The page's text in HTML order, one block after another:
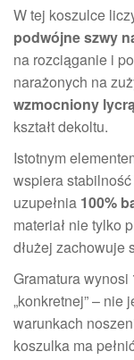
W tej koszulce
podwójne szwy
na rozciąganie i
narażonych na
wzmocniony
kształt dekoltu.
Istotnym
wspiera
uzupełnia 100%
materiał nie tylko
dłużej zachowuje
Gramatura wynosi
„konkretnej” –
warunkach
koszulka ma